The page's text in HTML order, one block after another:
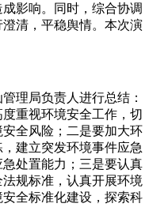
影响。同时，综合协调
清，平稳舆情。本次演
理局负责人进行总结：
重视环境安全工作，切
全风险；二是要加大环
建立突发环境事件应急
处置能力；三是要认真
规标准，认真开展环境
全标准化建设，探索科